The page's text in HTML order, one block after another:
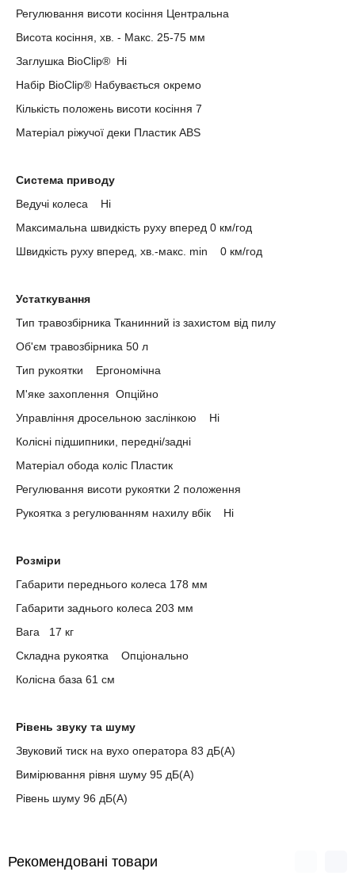
Регулювання висоти косіння Центральна
Висота косіння, хв. - Макс. 25-75 мм
Заглушка BioClip® Ні
Набір BioClip® Набувається окремо
Кількість положень висоти косіння 7
Матеріал ріжучої деки Пластик ABS
Система приводу
Ведучі колеса Ні
Максимальна швидкість руху вперед 0 км/год
Швидкість руху вперед, хв.-макс. min 0 км/год
Устаткування
Тип травозбірника Тканинний із захистом від пилу
Об'єм травозбірника 50 л
Тип рукоятки Ергономічна
М'яке захоплення Опційно
Управління дросельною заслінкою Ні
Колісні підшипники, передні/задні
Матеріал обода коліс Пластик
Регулювання висоти рукоятки 2 положення
Рукоятка з регулюванням нахилу вбік Ні
Розміри
Габарити переднього колеса 178 мм
Габарити заднього колеса 203 мм
Вага 17 кг
Складна рукоятка Опціонально
Колісна база 61 см
Рівень звуку та шуму
Звуковий тиск на вухо оператора 83 дБ(А)
Вимірювання рівня шуму 95 дБ(А)
Рівень шуму 96 дБ(А)
Рекомендовані товари